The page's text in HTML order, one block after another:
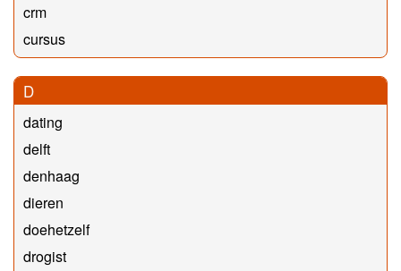
crm
cursus
D
dating
delft
denhaag
dieren
doehetzelf
drogist